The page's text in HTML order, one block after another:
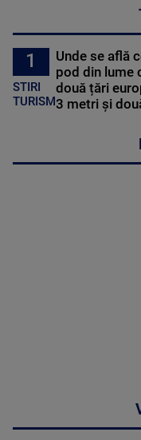
1
STIRI
TURISM
Unde se află
pod din lume
două țări
3 metri și